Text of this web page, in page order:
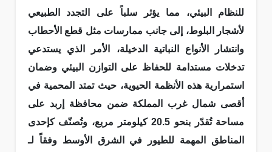
للنظام البيئي، مما يؤثر سلباً على التجدد الطبيعي
لأشجار البلوط، إلى جانب ممارسات مثل قطع الأحطاب
وانتشار الأنواع النباتية الدخيلة، الأمر الذي يستدعي
تدخلات مستدامة للحفاظ على التوازن البيئي وضمان
استمرارية هذه الأنظمة الحيوية، حيث تمتد المحمية في
أقصى شمال غرب المملكة ضمن محافظة إربد على
مساحة تُقدّر بنحو 20.5 كيلومتر مربع، وتُصنّف كإحدى
المناطق المهمة للطيور في الشرق الأوسط وفقاً لـ